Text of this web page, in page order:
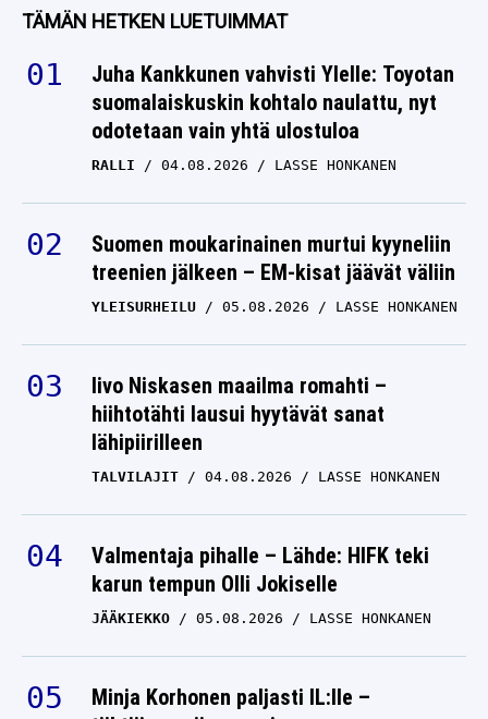
TÄMÄN HETKEN LUETUIMMAT
Juha Kankkunen vahvisti Ylelle: Toyotan
suomalaiskuskin kohtalo naulattu, nyt
odotetaan vain yhtä ulostuloa
RALLI 04.08.2026 LASSE HONKANEN
Suomen moukarinainen murtui kyyneliin
treenien jälkeen – EM-kisat jäävät väliin
YLEISURHEILU 05.08.2026 LASSE HONKANEN
Iivo Niskasen maailma romahti –
hiihtotähti lausui hyytävät sanat
lähipiirilleen
TALVILAJIT 04.08.2026 LASSE HONKANEN
Valmentaja pihalle – Lähde: HIFK teki
karun tempun Olli Jokiselle
JÄÄKIEKKO 05.08.2026 LASSE HONKANEN
Minja Korhonen paljasti IL:lle –